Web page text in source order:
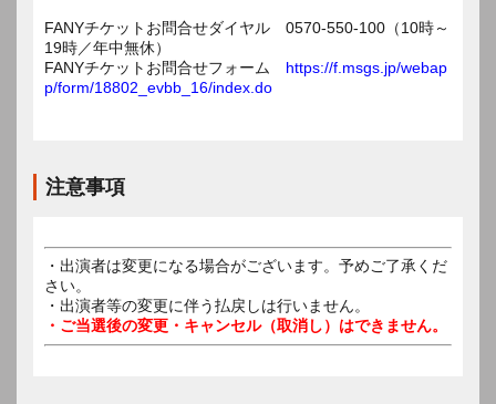
FANYチケットお問合せダイヤル 0570-550-100（10時～
19時／年中無休）
FANYチケットお問合せフォーム https://f.msgs.jp/webap
p/form/18802_evbb_16/index.do
注意事項
・出演者は変更になる場合がございます。予めご了承くだ
さい。
・出演者等の変更に伴う払戻しは行いません。
・ご当選後の変更・キャンセル（取消し）はできません。